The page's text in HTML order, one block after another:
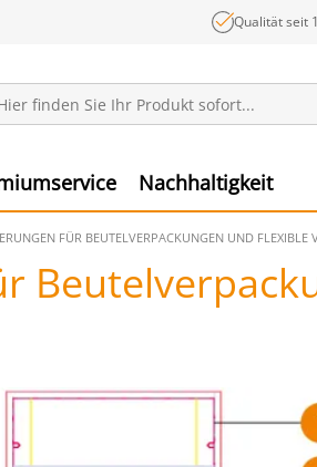
Qualität seit
Nachhaltigkeit
FÜR BEUTELVERPACKUNGEN UND FLEXIBLE